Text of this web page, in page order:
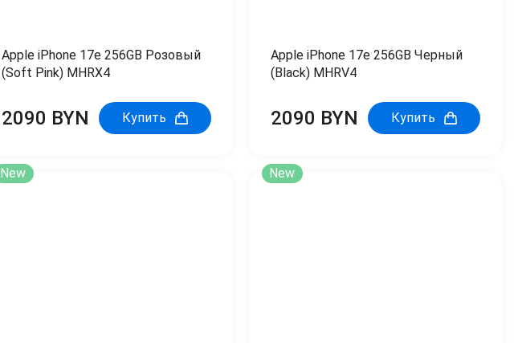
Apple iPhone 17e 256GB Розовый
(Soft Pink) MHRX4
2090 BYN Купить
Apple iPhone 17e 256GB Черный
(Black) MHRV4
2090 BYN Купить
New New